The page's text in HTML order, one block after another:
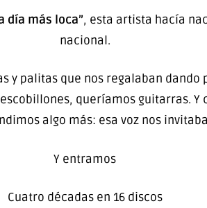
día más loca”, esta artista hacía
nacional.
y palitas que nos regalaban
queríamos guitarras. Y
algo más: esa voz nos
Y entramos
Cuatro décadas en 16 discos